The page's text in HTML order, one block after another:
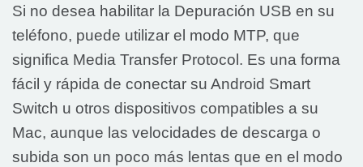
Si no desea habilitar la Depuración USB en su
teléfono, puede utilizar el modo MTP, que
significa Media Transfer Protocol. Es una forma
fácil y rápida de conectar su Android Smart
Switch u otros dispositivos compatibles a su
Mac, aunque las velocidades de descarga o
subida son un poco más lentas que en el modo